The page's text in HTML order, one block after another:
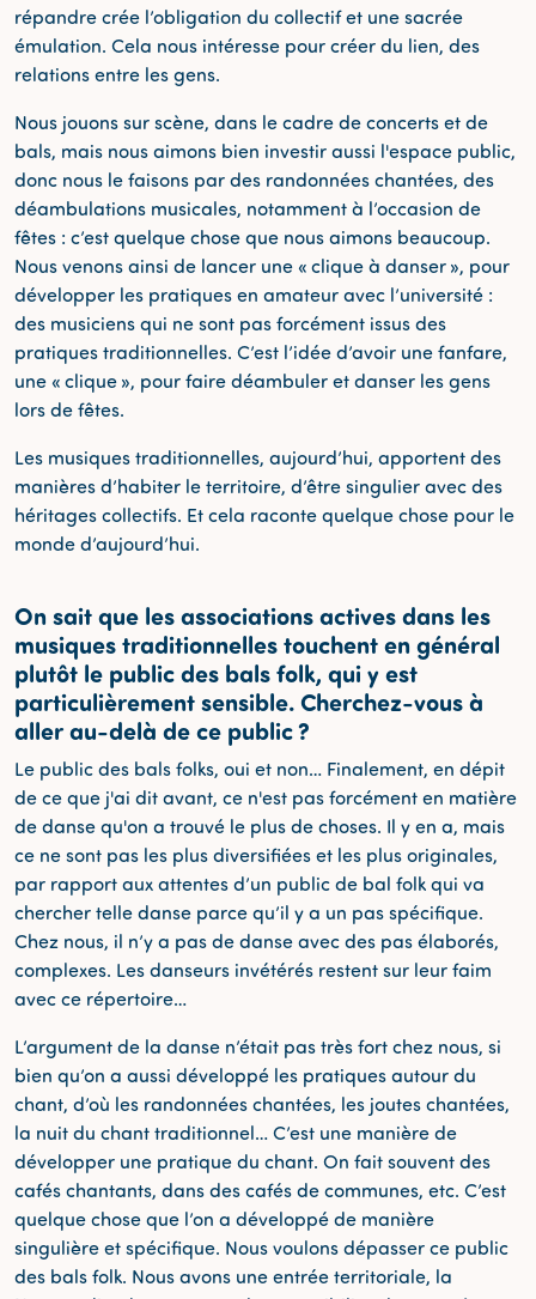
répandre crée l’obligation du collectif et une sacrée
émulation. Cela nous intéresse pour créer du lien, des
relations entre les gens.
Nous jouons sur scène, dans le cadre de concerts et de
bals, mais nous aimons bien investir aussi l'espace public,
donc nous le faisons par des randonnées chantées, des
déambulations musicales, notamment à l’occasion de
fêtes : c’est quelque chose que nous aimons beaucoup.
Nous venons ainsi de lancer une « clique à danser », pour
développer les pratiques en amateur avec l’université :
des musiciens qui ne sont pas forcément issus des
pratiques traditionnelles. C’est l’idée d’avoir une fanfare,
une « clique », pour faire déambuler et danser les gens
lors de fêtes.
Les musiques traditionnelles, aujourd’hui, apportent des
manières d’habiter le territoire, d’être singulier avec des
héritages collectifs. Et cela raconte quelque chose pour le
monde d’aujourd’hui.
On sait que les associations actives dans les
musiques traditionnelles touchent en général
plutôt le public des bals folk, qui y est
particulièrement sensible. Cherchez-vous à
aller au-delà de ce public ?
Le public des bals folks, oui et non… Finalement, en dépit
de ce que j'ai dit avant, ce n'est pas forcément en matière
de danse qu'on a trouvé le plus de choses. Il y en a, mais
ce ne sont pas les plus diversifiées et les plus originales,
par rapport aux attentes d’un public de bal folk qui va
chercher telle danse parce qu’il y a un pas spécifique.
Chez nous, il n’y a pas de danse avec des pas élaborés,
complexes. Les danseurs invétérés restent sur leur faim
avec ce répertoire…
L’argument de la danse n’était pas très fort chez nous, si
bien qu’on a aussi développé les pratiques autour du
chant, d’où les randonnées chantées, les joutes chantées,
la nuit du chant traditionnel… C’est une manière de
développer une pratique du chant. On fait souvent des
cafés chantants, dans des cafés de communes, etc. C’est
quelque chose que l’on a développé de manière
singulière et spécifique. Nous voulons dépasser ce public
des bals folk. Nous avons une entrée territoriale, la